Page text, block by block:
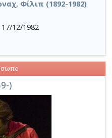
Φίλιπ (1892-1982)
12/1982
)